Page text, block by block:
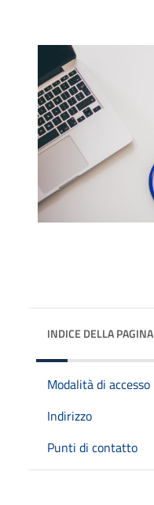
INDICE DELLA PAGINA
Modalità di accesso
Indirizzo
Punti di contatto